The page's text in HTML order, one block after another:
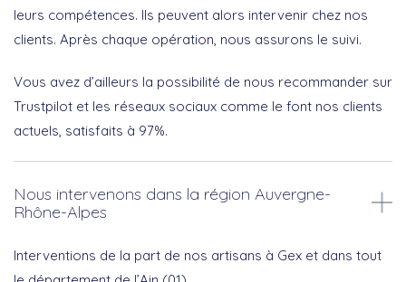
leurs compétences. Ils peuvent alors intervenir chez nos
clients. Après chaque opération, nous assurons le suivi.
Vous avez d’ailleurs la possibilité de nous recommander sur
Trustpilot et les réseaux sociaux comme le font nos clients
actuels, satisfaits à 97%.
Nous intervenons dans la région Auvergne-
Rhône-Alpes
Interventions de la part de nos artisans à Gex et dans tout